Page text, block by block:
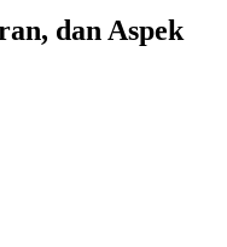
dan Aspek